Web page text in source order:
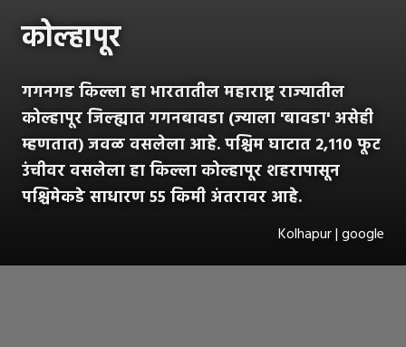
कोल्हापूर
गगनगड किल्ला हा भारतातील महाराष्ट्र राज्यातील
कोल्हापूर जिल्ह्यात गगनबावडा (ज्याला 'बावडा' असेही
म्हणतात) जवळ वसलेला आहे. पश्चिम घाटात २,११० फूट
उंचीवर वसलेला हा किल्ला कोल्हापूर शहरापासून
पश्चिमेकडे साधारण ५५ किमी अंतरावर आहे.
Kolhapur | google